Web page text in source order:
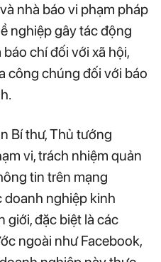
nhà báo vi phạm pháp
nghiệp gây tác động
chí đối với xã hội,
công chúng đối với báo
Bí thư, Thủ tướng
vi, trách nhiệm quản
tin trên mạng
doanh nghiệp kinh
giới, đặc biệt là các
ngoài như Facebook,